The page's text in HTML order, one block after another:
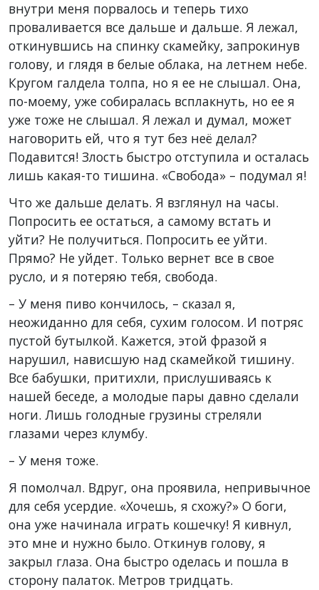
внутри меня порвалось и теперь тихо
проваливается все дальше и дальше. Я лежал,
откинувшись на спинку скамейку, запрокинув
голову, и глядя в белые облака, на летнем небе.
Кругом галдела толпа, но я ее не слышал. Она,
по-моему, уже собиралась всплакнуть, но ее я
уже тоже не слышал. Я лежал и думал, может
наговорить ей, что я тут без неё делал?
Подавится! Злость быстро отступила и осталась
лишь какая-то тишина. «Свобода» – подумал я!
Что же дальше делать. Я взглянул на часы.
Попросить ее остаться, а самому встать и
уйти? Не получиться. Попросить ее уйти.
Прямо? Не уйдет. Только вернет все в свое
русло, и я потеряю тебя, свобода.
– У меня пиво кончилось, – сказал я,
неожиданно для себя, сухим голосом. И потряс
пустой бутылкой. Кажется, этой фразой я
нарушил, нависшую над скамейкой тишину.
Все бабушки, притихли, прислушиваясь к
нашей беседе, а молодые пары давно сделали
ноги. Лишь голодные грузины стреляли
глазами через клумбу.
– У меня тоже.
Я помолчал. Вдруг, она проявила, непривычное
для себя усердие. «Хочешь, я схожу?» О боги,
она уже начинала играть кошечку! Я кивнул,
это мне и нужно было. Откинув голову, я
закрыл глаза. Она быстро оделась и пошла в
сторону палаток. Метров тридцать.